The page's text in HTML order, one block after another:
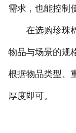
需求，也能控制
在选购珍珠棉
物品与场景的规
根据物品类型、
厚度即可。